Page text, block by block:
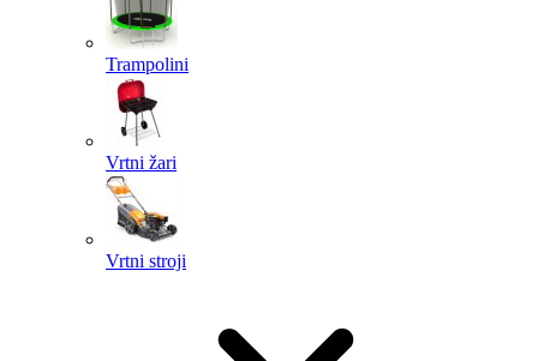
Trampolini
Vrtni žari
Vrtni stroji